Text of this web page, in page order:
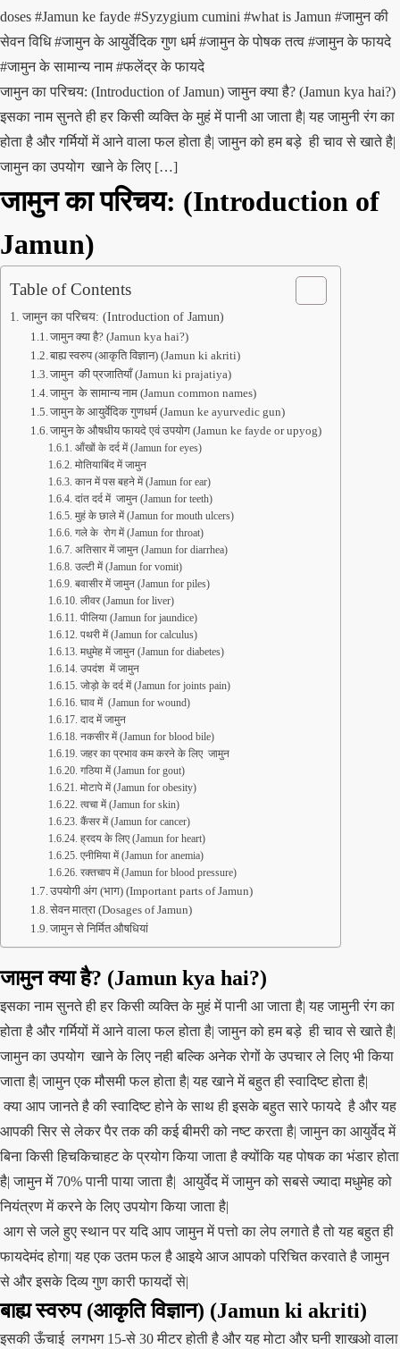
doses #Jamun ke fayde #Syzygium cumini #what is Jamun #जामुन की
सेवन विधि#जामुन के आयुर्वेदिक गुण धर्म#जामुन के पोषक तत्व #जामुन के फायदे
#जामुन के सामान्य नाम#फलेंद्र के फायदे
जामुन का परिचय: (Introduction of Jamun) जामुन क्या है? (Jamun kya hai?)
इसका नाम सुनते ही हर किसी व्यक्ति के मुहं में पानी आ जाता है| यह जामुनी रंग का
होता है और गर्मियों में आने वाला फल होता है| जामुन को हम बड़े ही चाव से खाते है|
जामुन का उपयोग खाने के लिए […]
जामुन का परिचय: (Introduction of
Jamun)
Table of Contents
जामुन का परिचय: (Introduction of Jamun)
जामुन क्या है? (Jamun kya hai?)
बाह्य स्वरुप (आकृति विज्ञान) (Jamun ki akriti)
जामुन की प्रजातियाँ (Jamun ki prajatiya)
जामुन के सामान्य नाम (Jamun common names)
जामुन के आयुर्वेदिक गुणधर्म (Jamun ke ayurvedic gun)
जामुन के औषधीय फायदे एवं उपयोग (Jamun ke fayde or upyog)
आँखों के दर्द में (Jamun for eyes)
मोतियाबिंद में जामुन
कान में पस बहने में (Jamun for ear)
दांत दर्द में जामुन (Jamun for teeth)
मुहं के छाले में (Jamun for mouth ulcers)
गले के रोग में (Jamun for throat)
अतिसार में जामुन (Jamun for diarrhea)
उल्टी में (Jamun for vomit)
बवासीर में जामुन (Jamun for piles)
लीवर (Jamun for liver)
पीलिया (Jamun for jaundice)
पथरी में (Jamun for calculus)
मधुमेह में जामुन (Jamun for diabetes)
उपदंश में जामुन
जोड़ो के दर्द में (Jamun for joints pain)
घाव में (Jamun for wound)
दाद में जामुन
नकसीर में (Jamun for blood bile)
जहर का प्रभाव कम करने के लिए जामुन
गठिया में (Jamun for gout)
मोटापे में (Jamun for obesity)
त्वचा में (Jamun for skin)
कैंसर में (Jamun for cancer)
ह्रदय के लिए (Jamun for heart)
एनीमिया में (Jamun for anemia)
रक्तचाप में (Jamun for blood pressure)
उपयोगी अंग (भाग) (Important parts of Jamun)
सेवन मात्रा (Dosages of Jamun)
जामुन से निर्मित औषधियां
जामुन क्या है? (Jamun kya hai?)
इसका नाम सुनते ही हर किसी व्यक्ति के मुहं में पानी आ जाता है| यह जामुनी रंग का
होता है और गर्मियों में आने वाला फल होता है| जामुन को हम बड़े ही चाव से खाते है|
जामुन का उपयोग खाने के लिए नही बल्कि अनेक रोगों के उपचार ले लिए भी किया
जाता है| जामुन एक मौसमी फल होता है| यह खाने में बहुत ही स्वादिष्ट होता है|
क्या आप जानते है की स्वादिष्ट होने के साथ ही इसके बहुत सारे फायदे है और यह
आपकी सिर से लेकर पैर तक की कई बीमरी को नष्ट करता है| जामुन का आयुर्वेद में
बिना किसी हिचकिचाहट के प्रयोग किया जाता है क्योंकि यह पोषक का भंडार होता
है| जामुन में 70% पानी पाया जाता है| आयुर्वेद में जामुन को सबसे ज्यादा मधुमेह को
नियंत्रण में करने के लिए उपयोग किया जाता है|
आग से जले हुए स्थान पर यदि आप जामुन में पत्तो का लेप लगाते है तो यह बहुत ही
फायदेमंद होगा| यह एक उतम फल है आइये आज आपको परिचित करवाते है जामुन
से और इसके दिव्य गुण कारी फायदों से|
बाह्य स्वरुप (आकृति विज्ञान) (Jamun ki akriti)
इसकी ऊँचाई लगभग 15-से 30 मीटर होती है और यह मोटा और घनी शाखओ वाला